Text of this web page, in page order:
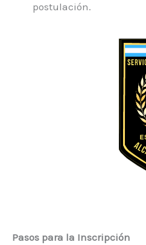
postulación.
Pasos para la Inscripción